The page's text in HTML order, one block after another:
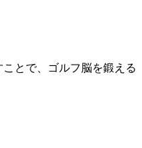
とで、ゴルフ脳を鍛える